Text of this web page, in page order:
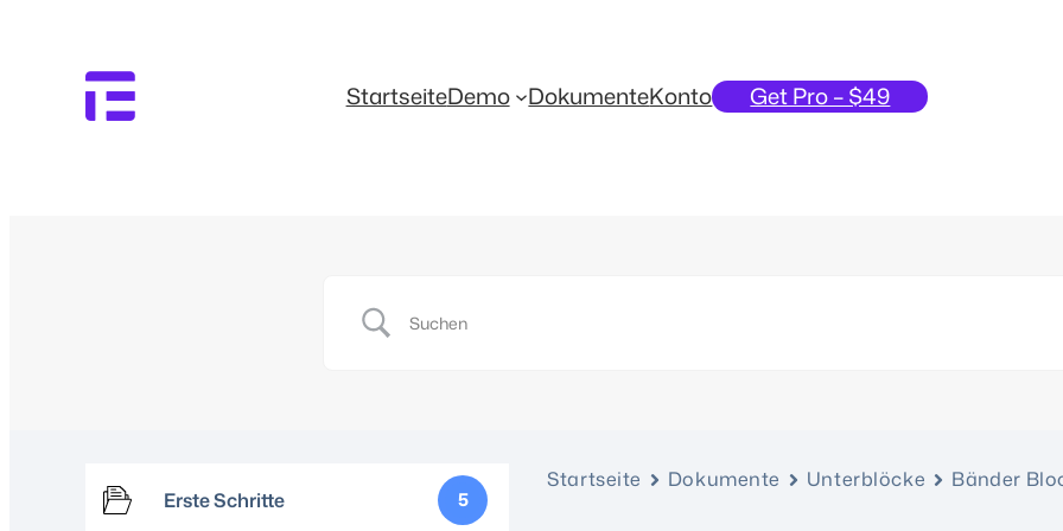
StartseiteDemo DokumenteKonto Get Pro – $49
Erste Schritte 5
Startseite Dokumente Unterblöcke Bänder